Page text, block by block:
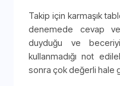
Takip için karmaşık
denemede cevap
duyduğu ve
kullanmadığı not
sonra çok değerli hale